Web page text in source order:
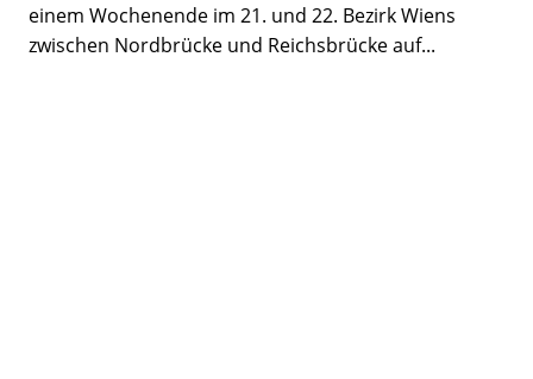
einem Wochenende im 21. und 22. Bezirk Wiens
zwischen Nordbrücke und Reichsbrücke auf...